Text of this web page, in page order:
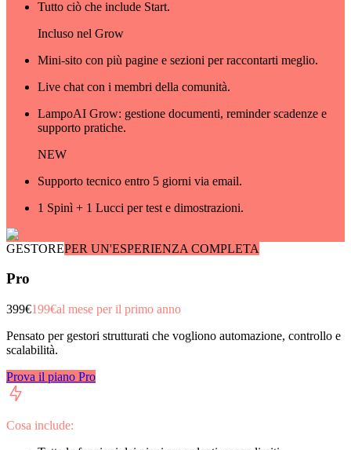
Tutto ciò che include Start.
Incluso nel Grow
Mini-sito con più pagine e sezioni per raccontarti meglio.
Live chat con i membri della comunità.
LampoAI Grow: gestione documenti, reminder scadenze e
supporto pratiche.
NEW
Supporto tecnico entro 5 giorni via email.
1 Spinì + 1 Lucci per test e dimostrazioni.
GESTOREPER UN'ESPERIENZA COMPLETA
Pro
399€199€al mese per il primo anno
Pensato per gestori strutturati che vogliono automazione, controllo e
scalabilità.
Prova il piano Pro
Cosa include: